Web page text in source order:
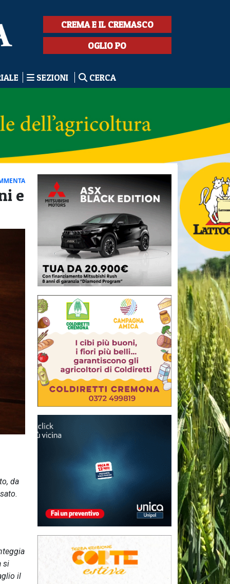
CREMA E IL CREMASCO
OGLIO PO
SEZIONI CERCA
e
da
si
il